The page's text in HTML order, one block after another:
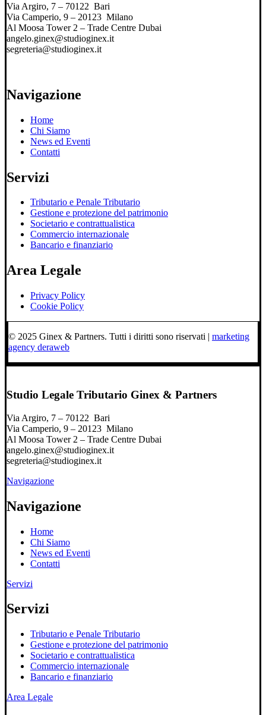
Via Argiro, 7 – 70122 Bari
Via Camperio, 9 – 20123 Milano
Al Moosa Tower 2 – Trade Centre Dubai
angelo.ginex@studioginex.it
segreteria@studioginex.it
Navigazione
Home
Chi Siamo
News ed Eventi
Contatti
Servizi
Tributario e Penale Tributario
Gestione e protezione del patrimonio
Societario e contrattualistica
Commercio internazionale
Bancario e finanziario
Area Legale
Privacy Policy
Cookie Policy
© 2025 Ginex & Partners. Tutti i diritti sono riservati | marketing
agency deraweb
Studio Legale Tributario Ginex & Partners
Via Argiro, 7 – 70122 Bari
Via Camperio, 9 – 20123 Milano
Al Moosa Tower 2 – Trade Centre Dubai
angelo.ginex@studioginex.it
segreteria@studioginex.it
Navigazione
Navigazione
Home
Chi Siamo
News ed Eventi
Contatti
Servizi
Servizi
Tributario e Penale Tributario
Gestione e protezione del patrimonio
Societario e contrattualistica
Commercio internazionale
Bancario e finanziario
Area Legale